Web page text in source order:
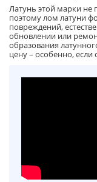
Латунь этой марки
поэтому лом латуни
повреждений,
обновлении или
образования
цену – особенно,